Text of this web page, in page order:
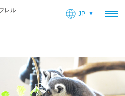
レル JP